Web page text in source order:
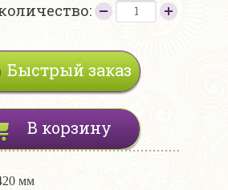
Быстрый заказ
В корзину
мм